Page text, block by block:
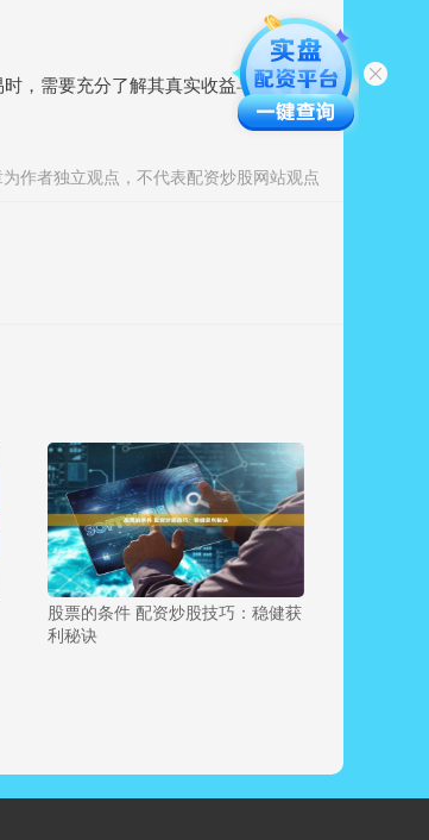
，需要充分了解其真实收益与风险，并
作者独立观点，不代表配资炒股网站观点
股票的条件 配资炒股技巧：稳健获
利秘诀